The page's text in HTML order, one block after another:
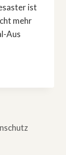
ist
mehr
Aus